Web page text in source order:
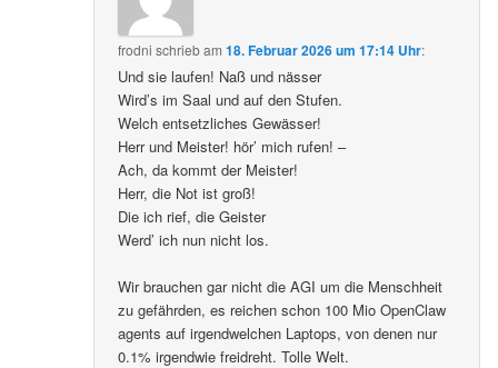
frodni schriebam18. Februar 2026 um 17:14 Uhr:
Und sie laufen! Naß und nässer
Wird’s im Saal und auf den Stufen.
Welch entsetzliches Gewässer!
Herr und Meister! hör’ mich rufen! –
Ach, da kommt der Meister!
Herr, die Not ist groß!
Die ich rief, die Geister
Werd’ ich nun nicht los.
Wir brauchen gar nicht die AGI um die Menschheit
zu gefährden, es reichen schon 100 Mio OpenClaw
agents auf irgendwelchen Laptops, von denen nur
0.1% irgendwie freidreht. Tolle Welt.